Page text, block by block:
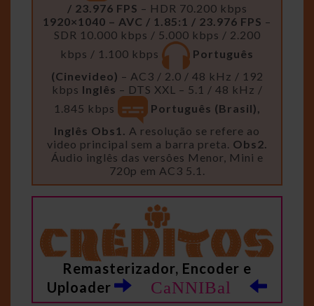
/ 23.976 FPS – HDR 70.200 kbps
1920×1040 – AVC / 1.85:1 / 23.976 FPS –
SDR 10.000 kbps / 5.000 kbps / 2.200
kbps / 1.100 kbps
Português
(Cinevideo) – AC3 / 2.0 / 48 kHz / 192
kbps Inglês – DTS XXL – 5.1 / 48 kHz /
1.845 kbps
Português (Brasil),
Inglês Obs1. A resolução se refere ao
video principal sem a barra preta. Obs2.
Áudio inglês das versôes Menor, Mini e
720p em AC3 5.1.
Remasterizador, Encoder e
Uploader
CaNNIBal